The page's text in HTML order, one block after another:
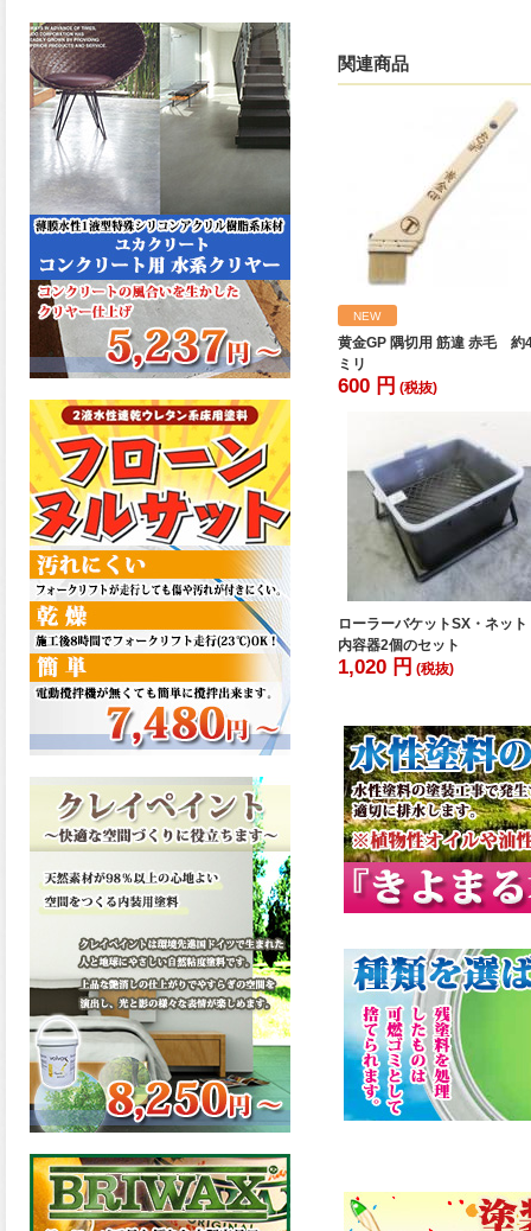
イントが新しく販売開始致し
ました。ご購入はこちらか
ら。
2026.06.30
ウレタン特有の網目構造の反
応塗膜は、強靭で耐衝撃性、
耐擦り傷性、耐摩耗性に優れ
た機能を発揮、フローンフル
トップが新しく販売開始致し
ました。ご購入はこちらか
ら。
2026.06.29
コストを重視しした材料で、
優れた性能と高品質で高度な
防水機能を発揮、フローン12
た。ご購入はこちらから。
2026.06.29
数多くの施工実績を持つ信頼
性の高い塗材 優れた性能と高
品質で高度な防水機能を発
揮、フローン11が新しく販売
開始致しました。ご購入はこ
ちらから。
2026.05.26
コンクリート特有の質感やム
ラ感と溶け合うように広がる
色彩が床と壁を印象的に仕上
げる、アクアカラー デュオト
ーンが新しく販売開始致しま
2026.03.13
滑らかな塗膜は従来の屋根用
塗料と比べ、滑らかな塗膜表
面を形成し、光沢が高く、抜
群の仕上がり性を提供、一液
プレミアムルーフシリコンが
新しく販売開始致しました。
ご購入はこちらから。
2026.03.12
無機顔料の表面を高緻密ダブ
ルシールド層でガードするこ
とにより、ラジカルの発生を
抑制、エスケープレミアムル
ーフSiが新しく販売開始致し
ました。ご購入はこちらか
ら。
2026.03.11
緻密で強靭な無機系塗膜と、
関連商品
NEW
黄金GP 隅切用 筋違 赤毛 約
ミリ
600 円 (税抜)
ローラーバケットSX・ネット
内容器2個のセット
1,020 円 (税抜)